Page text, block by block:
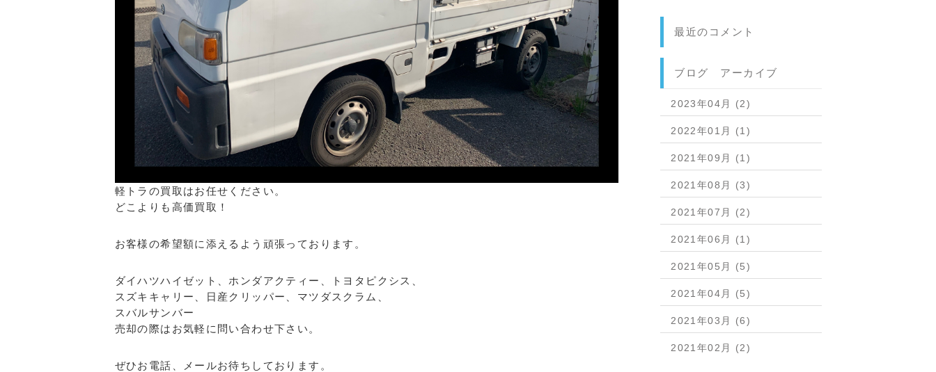
軽トラの買取はお任せください。
どこよりも高価買取！
お客様の希望額に添えるよう頑張っております。
ダイハツハイゼット、ホンダアクティー、トヨタピクシス、
スズキキャリー、日産クリッパー、マツダスクラム、
スバルサンバー
売却の際はお気軽に問い合わせ下さい。
ぜひお電話、メールお待ちしております。
最近のコメント
ブログ アーカイブ
2023年04月 (2)
2022年01月 (1)
2021年09月 (1)
2021年08月 (3)
2021年07月 (2)
2021年06月 (1)
2021年05月 (5)
2021年04月 (5)
2021年03月 (6)
2021年02月 (2)